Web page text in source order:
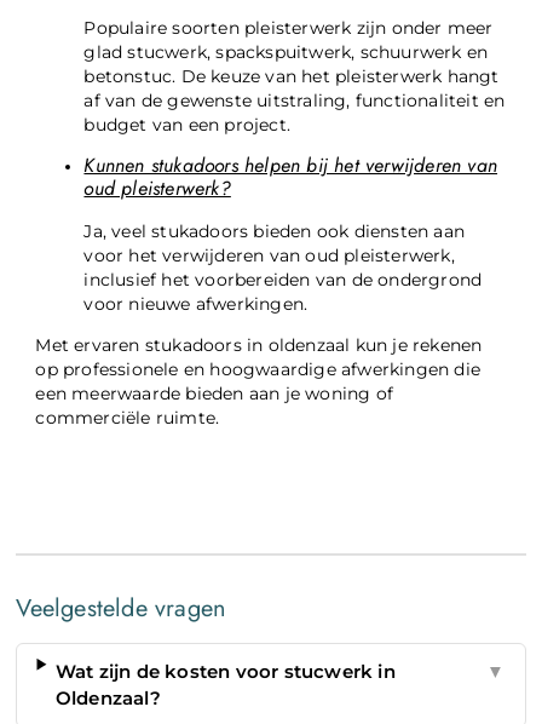
Populaire soorten pleisterwerk zijn onder meer
glad stucwerk, spackspuitwerk, schuurwerk en
betonstuc. De keuze van het pleisterwerk hangt
af van de gewenste uitstraling, functionaliteit en
budget van een project.
Kunnen stukadoors helpen bij het verwijderen van
oud pleisterwerk?
Ja, veel stukadoors bieden ook diensten aan
voor het verwijderen van oud pleisterwerk,
inclusief het voorbereiden van de ondergrond
voor nieuwe afwerkingen.
Met ervaren stukadoors in oldenzaal kun je rekenen
op professionele en hoogwaardige afwerkingen die
een meerwaarde bieden aan je woning of
commerciële ruimte.
Veelgestelde vragen
Wat zijn de kosten voor stucwerk in
Oldenzaal?
▼